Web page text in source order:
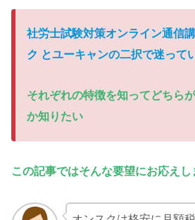
社労士試験対策オンライン通信講
ク とユーキャンの二択で迷って
それぞれの特徴を知ってどちら
か知りたい
この記事ではそんな要望にお応えし